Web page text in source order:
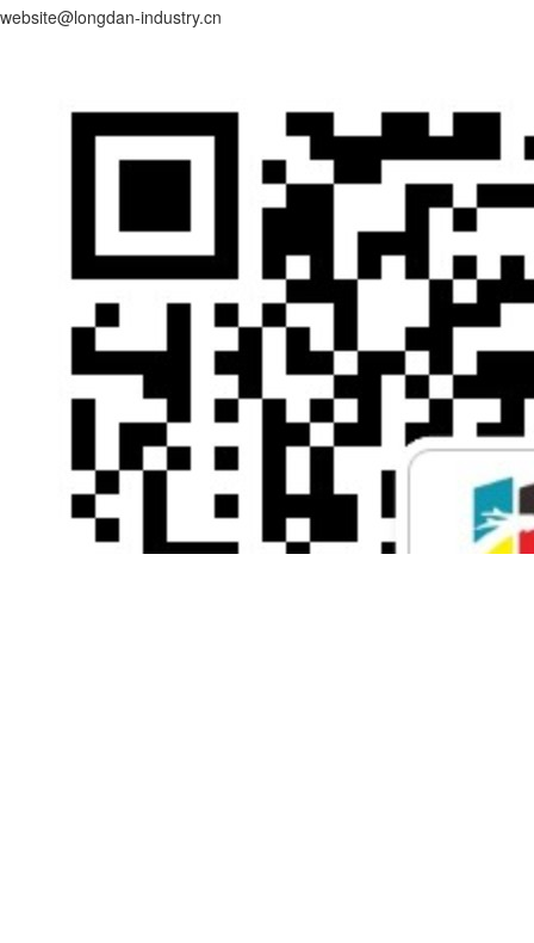
website@longdan-industry.cn